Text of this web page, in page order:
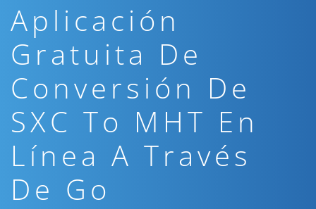
Aplicación
Gratuita De
Conversión De
SXC To MHT En
Línea A Través
De Go